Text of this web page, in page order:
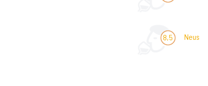
8,5 Neus